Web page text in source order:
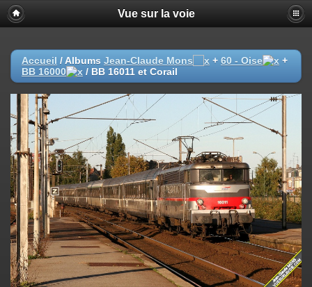
Vue sur la voie
Accueil / Albums Jean-Claude Mons + 60 - Oise
+
BB 16000
/ BB 16011 et Corail